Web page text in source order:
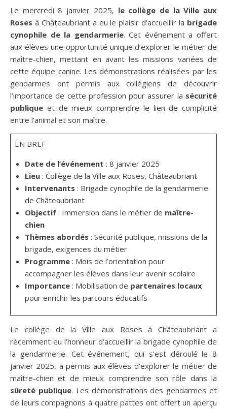
Le mercredi 8 janvier 2025, le collège de la Ville aux
Roses à Châteaubriant a eu le plaisir d’accueillir la brigade
cynophile de la gendarmerie. Cet événement a offert
aux élèves une opportunité unique d’explorer le métier de
maître-chien, mettant en avant les missions variées de
cette équipe canine. Les démonstrations réalisées par les
gendarmes ont permis aux collégiens de découvrir
l’importance de cette profession pour assurer la sécurité
publique et de mieux comprendre le lien de complicité
entre l’animal et son maître.
EN BREF
Date de l’événement : 8 janvier 2025
Lieu: Collège de la Ville aux Roses, Châteaubriant
Intervenants : Brigade cynophile de la gendarmerie
de Châteaubriant
Objectif: Immersion dans le métier de maître-
chien
Thèmes abordés : Sécurité publique, missions de la
brigade, exigences du métier
Programme: Mois de l’orientation pour
accompagner les élèves dans leur avenir scolaire
Importance: Mobilisation de partenaires locaux
pour enrichir les parcours éducatifs
Le collège de la Ville aux Roses à Châteaubriant a
récemment eu l’honneur d’accueillir la brigade cynophile de
la gendarmerie. Cet événement, qui s’est déroulé le 8
janvier 2025, a permis aux élèves d’explorer le métier de
maître-chien et de mieux comprendre son rôle dans la
sûreté publique. Les démonstrations des gendarmes et
de leurs compagnons à quatre pattes ont offert un aperçu